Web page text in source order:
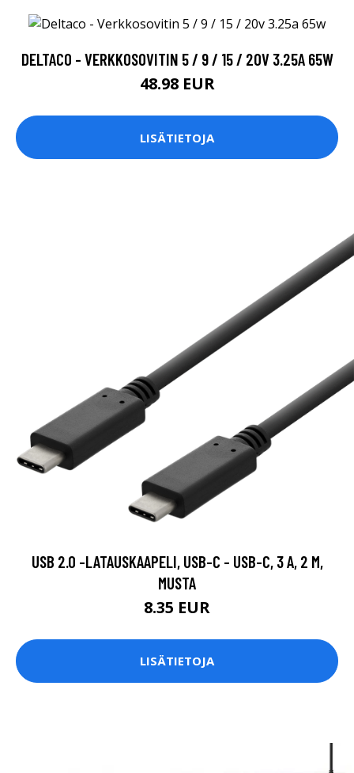
DELTACO - VERKKOSOVITIN 5 / 9 / 15 / 20V 3.25A 65W
48.98 EUR
LISÄTIETOJA
USB 2.0 -LATAUSKAAPELI, USB-C - USB-C, 3 A, 2 M,
MUSTA
8.35 EUR
LISÄTIETOJA